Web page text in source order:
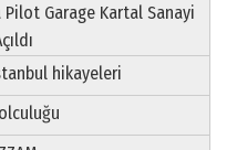
Garage Kartal Sanayi
hikayeleri